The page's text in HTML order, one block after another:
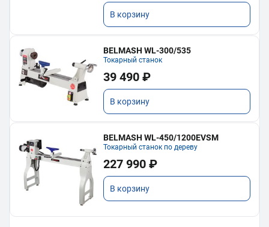
В корзину
BELMASH WL-300/535
Токарный станок
39 490 ₽
В корзину
BELMASH WL-450/1200EVSM
Токарный станок по дереву
227 990 ₽
В корзину